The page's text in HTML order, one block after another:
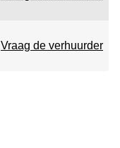
Vraag de verhuurder